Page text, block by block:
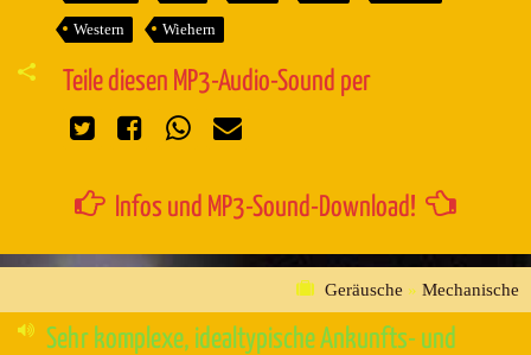
Western Wiehern
Teile diesen MP3-Audio-Sound per
Infos und MP3-Sound-Download!
Geräusche » Mechanische
Sehr komplexe, idealtypische Ankunfts- und